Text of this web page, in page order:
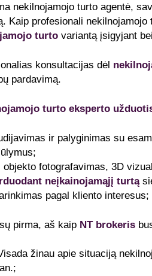
nekilnojamojo turto agentė,
Kaip profesionali
turto variantą įsigyjant
konsultacijas dėl
pardavimą.
turto eksperto
ir palyginimas su
fotografavimas, 3D
neįkainojamąjį turtą
pagal kliento interesus;
pirma, aš kaip NT brokeris
žinau apie situaciją